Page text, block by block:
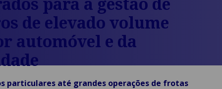
de elevado volume
automóvel e da
particulares até grandes operações de frotas